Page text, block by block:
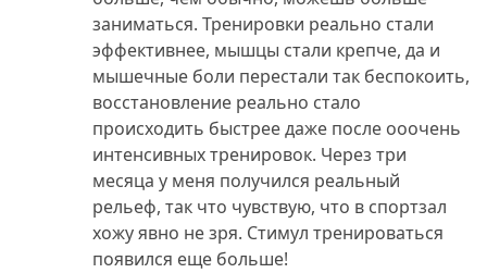
заниматься. Тренировки реально стали
эффективнее, мышцы стали крепче, да и
мышечные боли перестали так беспокоить,
восстановление реально стало
происходить быстрее даже после ооочень
интенсивных тренировок. Через три
месяца у меня получился реальный
рельеф, так что чувствую, что в спортзал
хожу явно не зря. Стимул тренироваться
появился еще больше!